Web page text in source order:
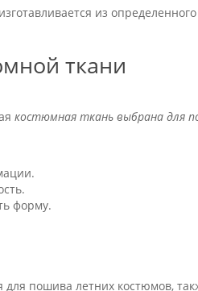
из
ткани
костюмная ткань выбрана для
форму.
пошива летних костюмов,